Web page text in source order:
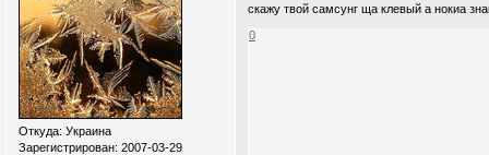
Откуда: Украина
Зарегистрирован: 2007-03-29
скажу твой самсунг ща клевый а нокиа
0